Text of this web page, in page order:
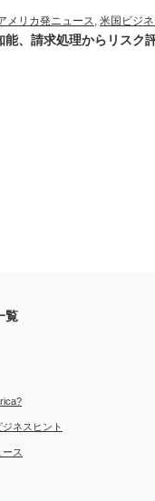
メリカ発ニュース, 米国ビジ
能、請求処理からリスク
覧
ネスヒント
ス